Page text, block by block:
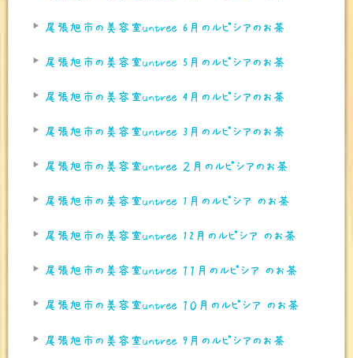
尾張旭市の美容室untree 6月のルピシアのお茶
尾張旭市の美容室untree 5月のルピシアのお茶
尾張旭市の美容室untree 4月のルピシアのお茶
尾張旭市の美容室untree 3月のルピシアのお茶
尾張旭市の美容室untree ２月のルピシアのお茶
尾張旭市の美容室untree 1月のルピシア のお茶
尾張旭市の美容室untree 12月のルピシア のお茶
尾張旭市の美容室untree １１月のルピシア のお茶
尾張旭市の美容室untree １０月のルピシア のお茶
尾張旭市の美容室untree 9月のルピシアのお茶